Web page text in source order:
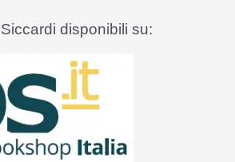
disponibili su: